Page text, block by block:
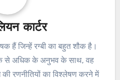
कार्टर
हैं जिन्हें रग्बी का बहुत शौक है।
से अधिक के अनुभव के साथ, वह
की रणनीतियों का विश्लेषण करने में